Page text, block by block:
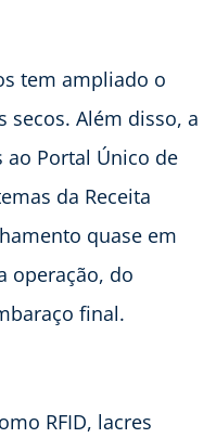
tem ampliado o
secos. Além disso, a
ao Portal Único de
da Receita
quase em
operação, do
final.
RFID, lacres